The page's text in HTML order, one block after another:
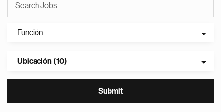
Función
Ubicación (10)